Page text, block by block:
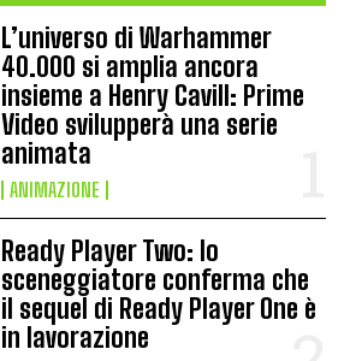
L’universo di Warhammer
40.000 si amplia ancora
insieme a Henry Cavill: Prime
Video svilupperà una serie
animata
ANIMAZIONE
Ready Player Two: lo
sceneggiatore conferma che
il sequel di Ready Player One è
in lavorazione